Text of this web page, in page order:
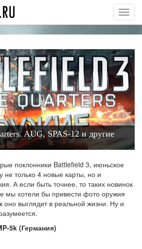
AUG, SPAS-12 и другие
поклонники Battlefield 3, июньское
не только 4 новые карты, но и
А если быть точнее, то таких новинок
мы хотели бы привести фото оружия
оно выглядит в реальной жизни. Ну и
5k (Германия)